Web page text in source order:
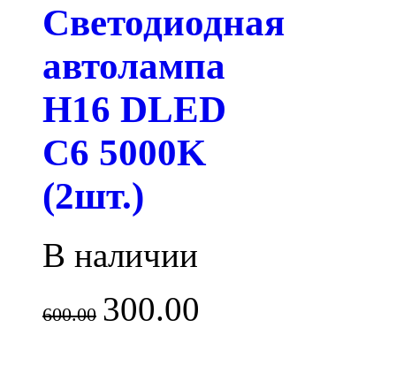
Светодиодная
автолампа
H16 DLED
C6 5000K
(2шт.)
В наличии
600.00 300.00